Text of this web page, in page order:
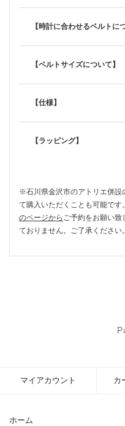
【時計に合わせるベルトに
【ベルトサイズについて】
【仕様】
【ラッピング】
※石川県金沢市のアトリエ併設
て購入いただくことも可能です
のページから ご予約をお願い致
ておりません。ご了承ください。
ホーム
マイアカウント カ